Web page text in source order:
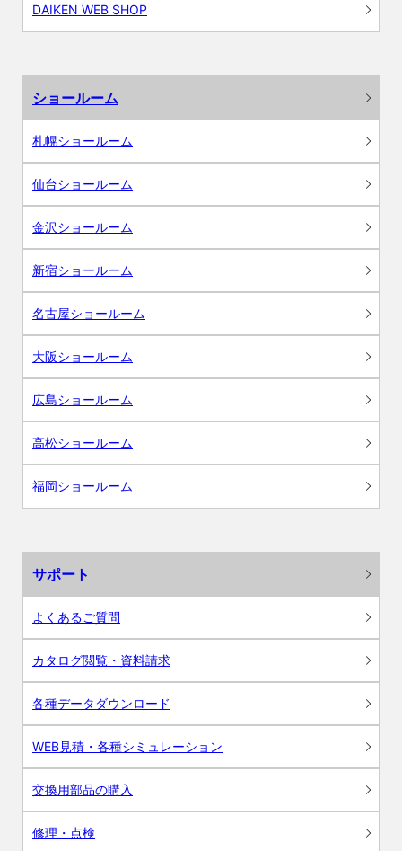
DAIKEN WEB SHOP
ショールーム
札幌ショールーム
仙台ショールーム
金沢ショールーム
新宿ショールーム
名古屋ショールーム
大阪ショールーム
広島ショールーム
高松ショールーム
福岡ショールーム
サポート
よくあるご質問
カタログ閲覧・資料請求
各種データダウンロード
WEB見積・各種シミュレーション
交換用部品の購入
修理・点検